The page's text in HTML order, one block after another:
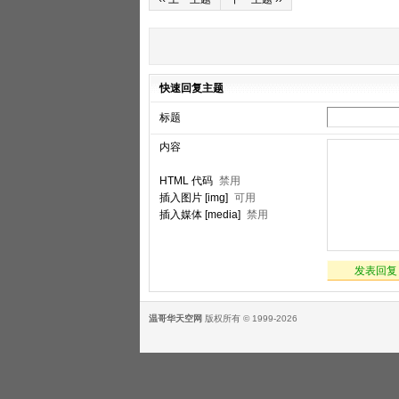
快速回复主题
标题
内容
HTML 代码 禁用
插入图片 [img] 可用
插入媒体 [media] 禁用
发表回复
温哥华天空网 版权所有 © 1999-2026